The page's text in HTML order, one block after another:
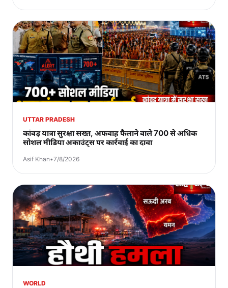
UTTAR PRADESH
कांवड़ यात्रा सुरक्षा सख्त, अफवाह फैलाने वाले 700 से अधिक
सोशल मीडिया अकाउंट्स पर कार्रवाई का दावा
Asif Khan•7/8/2026
WORLD